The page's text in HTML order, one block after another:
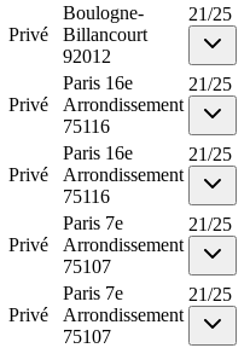
Privé
Boulogne-
Billancourt
92012
21/25
Privé
Paris 16e
Arrondissement
75116
21/25
Privé
Paris 16e
Arrondissement
75116
21/25
Privé
Paris 7e
Arrondissement
75107
21/25
Privé
Paris 7e
Arrondissement
75107
21/25